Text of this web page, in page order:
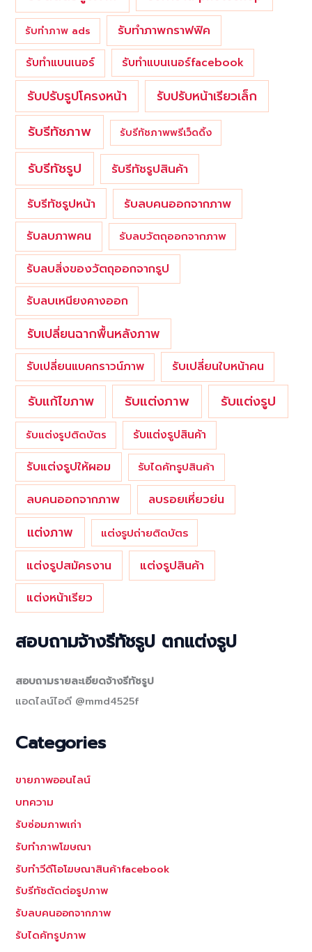
รับทำภาพ ads รับทำภาพกราฟฟิค
รับทำแบนเนอร์ รับทำแบนเนอร์facebook
รับปรับรูปโครงหน้า รับปรับหน้าเรียวเล็ก
รับรีทัชภาพ รับรีทัชภาพพรีเว็ดดิ้ง
รับรีทัชรูป
รับรีทัชรูปสินค้า
รับรีทัชรูปหน้า
รับลบคนออกจากภาพ
รับลบภาพคน
รับลบวัตถุออกจากภาพ
รับลบสิ่งของวัตถุออกจากรูป
รับลบเหนียงคางออก
รับเปลี่ยนฉากพื้นหลังภาพ
รับเปลี่ยนแบคกราวน์ภาพ รับเปลี่ยนใบหน้าคน
รับแก้ไขภาพ รับแต่งภาพ รับแต่งรูป
รับแต่งรูปติดบัตร รับแต่งรูปสินค้า
รับแต่งรูปให้ผอม รับไดคัทรูปสินค้า
ลบคนออกจากภาพ ลบรอยเหี่ยวย่น
แต่งภาพ แต่งรูปถ่ายติดบัตร
แต่งรูปสมัครงาน
แต่งรูปสินค้า
แต่งหน้าเรียว
สอบถามจ้างรีทัชรูป ตกแต่งรูป
สอบถามรายละเอียดจ้างรีทัชรูป
แอดไลน์ไอดี @mmd4525f
Categories
ขายภาพออนไลน์
บทความ
รับซ่อมภาพเก่า
รับทำภาพโฆษณา
รับทำวีดีโอโฆษณาสินค้าfacebook
รับรีทัชตัดต่อรูปภาพ
รับลบคนออกจากภาพ
รับไดคัทรูปภาพ